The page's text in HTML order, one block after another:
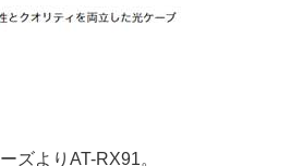
ズよりAT-RX91。